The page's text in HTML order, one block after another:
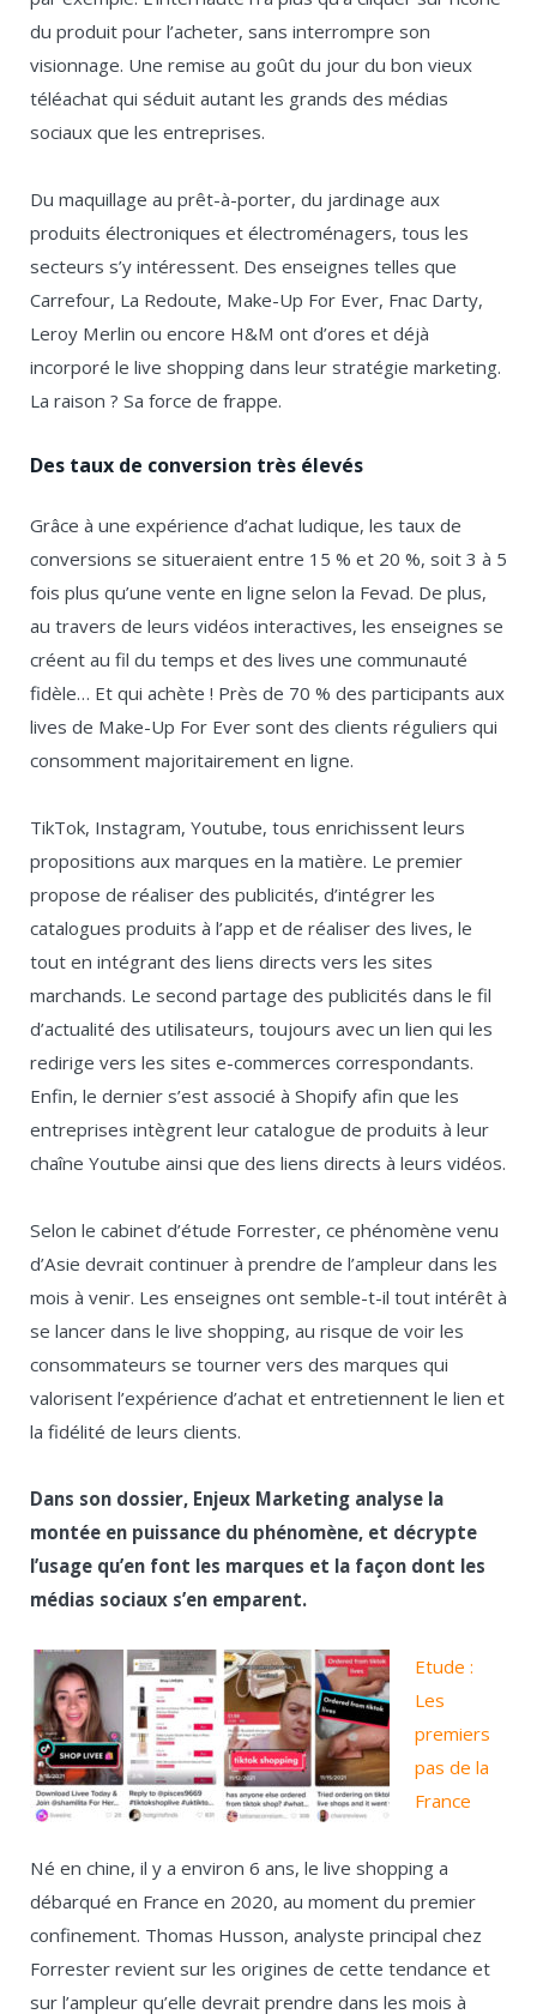
du produit pour l’acheter, sans interrompre son
visionnage. Une remise au goût du jour du bon vieux
téléachat qui séduit autant les grands des médias
sociaux que les entreprises.
Du maquillage au prêt-à-porter, du jardinage aux
produits électroniques et électroménagers, tous les
secteurs s’y intéressent. Des enseignes telles que
Carrefour, La Redoute, Make-Up For Ever, Fnac Darty,
Leroy Merlin ou encore H&M ont d’ores et déjà
incorporé le live shopping dans leur stratégie marketing.
La raison ? Sa force de frappe.
Des taux de conversion très élevés
Grâce à une expérience d’achat ludique, les taux de
conversions se situeraient entre 15 % et 20 %, soit 3 à 5
fois plus qu’une vente en ligne selon la Fevad. De plus,
au travers de leurs vidéos interactives, les enseignes se
créent au fil du temps et des lives une communauté
fidèle… Et qui achète ! Près de 70 % des participants aux
lives de Make-Up For Ever sont des clients réguliers qui
consomment majoritairement en ligne.
TikTok, Instagram, Youtube, tous enrichissent leurs
propositions aux marques en la matière. Le premier
propose de réaliser des publicités, d’intégrer les
catalogues produits à l’app et de réaliser des lives, le
tout en intégrant des liens directs vers les sites
marchands. Le second partage des publicités dans le fil
d’actualité des utilisateurs, toujours avec un lien qui les
redirige vers les sites e-commerces correspondants.
Enfin, le dernier s’est associé à Shopify afin que les
entreprises intègrent leur catalogue de produits à leur
chaîne Youtube ainsi que des liens directs à leurs vidéos.
Selon le cabinet d’étude Forrester, ce phénomène venu
d’Asie devrait continuer à prendre de l’ampleur dans les
mois à venir. Les enseignes ont semble-t-il tout intérêt à
se lancer dans le live shopping, au risque de voir les
consommateurs se tourner vers des marques qui
valorisent l’expérience d’achat et entretiennent le lien et
la fidélité de leurs clients.
Dans son dossier, Enjeux Marketing analyse la
montée en puissance du phénomène, et décrypte
l’usage qu’en font les marques et la façon dont les
médias sociaux s’en emparent.
Etude :
Les
premiers
pas de la
France
Né en chine, il y a environ 6 ans, le live shopping a
débarqué en France en 2020, au moment du premier
confinement. Thomas Husson, analyste principal chez
Forrester revient sur les origines de cette tendance et
sur l’ampleur qu’elle devrait prendre dans les mois à